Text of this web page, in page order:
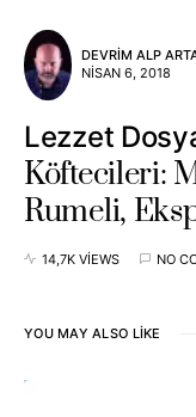
DEVRIM ALP
NISAN 6, 2018
Lezzet
Köftecileri:
Rumeli,
14,7K VIEWS NO
YOU MAY ALSO LIKE